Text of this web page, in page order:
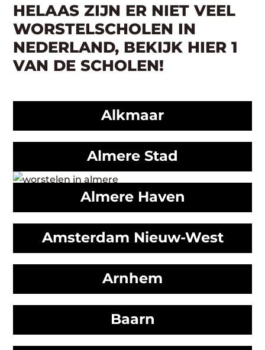
HELAAS ZIJN ER NIET VEEL
WORSTELSCHOLEN IN
NEDERLAND, BEKIJK HIER 1
VAN DE SCHOLEN!
Alkmaar
Almere Stad
Almere Haven
Amsterdam Nieuw-West
Arnhem
Baarn